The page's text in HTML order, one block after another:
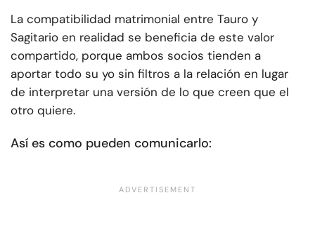
La compatibilidad matrimonial entre Tauro y
Sagitario en realidad se beneficia de este valor
compartido, porque ambos socios tienden a
aportar todo su yo sin filtros a la relación en lugar
de interpretar una versión de lo que creen que el
otro quiere.
Así es como pueden comunicarlo: